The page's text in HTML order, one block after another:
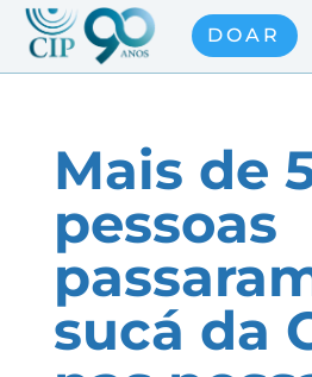
DOAR
Mais de
pessoas
sucá da